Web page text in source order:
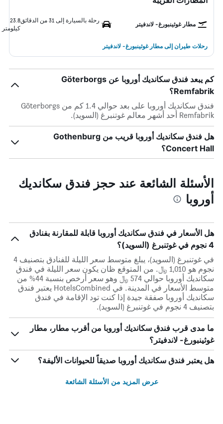
مطار غوثينبورغ- لاندفيتر
رحلة بالسيارة إلى 31 من الدقائق
23.8
كيلومتر
رحلات طيران إلى مطار غوثينبورغ- لاندفيتر
كم يبعد فندق سكانديك أوروبا عن Göterborgs
Remfabrik؟
فندق سكانديك أوروبا على بعد حوالي 1.4 كم من Göterborgs
Remfabrik أحد أشهر معالم غوتنبرغ (السويد).
هل فندق سكانديك أوروبا قريب من Gothenburg
Concert Hall؟
الأسئلة الشائعة عند حجز فندق سكانديك
أوروبا
هل الأسعار في فندق سكانديك أوروبا قابلة للمقارنة بفنادق
4 نجوم في غوتنبرغ (السويد)؟
في غوتنبرغ (السويد)، يبلغ متوسط ​​سعر الليلة للفنادق بتصنيف 4
نجوم هو 1,010 ﷼. من المتوقع ظان يكون سعر الليلة في فندق
سكانديك أوروبا حوالي 574 ﷼ وهو سعر أرخص بنسبة 44% من
متوسط الأسعار في المدينة. في HotelsCombined يعتبر فندق
سكانديك أوروبا صفقة جيدة إذا كنت تود الإقامة في فندق
بتصنيف 4 نجوم في غوتنبرغ (السويد).
ما مدى قرب فندق سكانديك أوروبا من أقرب مطار، مطار
غوثينبورغ- لاندفيتر؟
هل يعتبر فندق سكانديك أوروبا صديقاً للحيوانات الأليفة؟
عرض المزيد من الأسئلة الشائعة